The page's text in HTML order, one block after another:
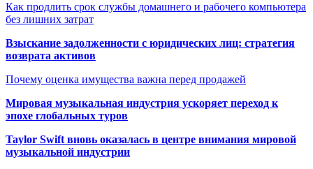
Как продлить срок службы домашнего и рабочего компьютера
без лишних затрат
Взыскание задолженности с юридических лиц: стратегия
возврата активов
Почему оценка имущества важна перед продажей
Мировая музыкальная индустрия ускоряет переход к
эпохе глобальных туров
Taylor Swift вновь оказалась в центре внимания мировой
музыкальной индустрии